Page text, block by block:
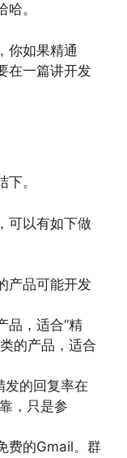
。
你如果精通
在一篇讲开发
。
可以有如下做
产品可能开发
品，适合“精
的产品，适合
发的回复率在
，只是参
费的Gmail。群